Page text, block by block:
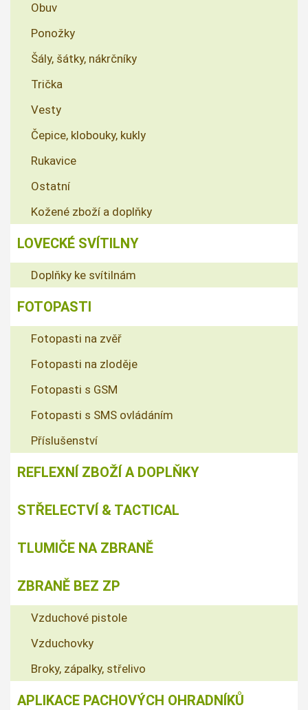
Obuv
Ponožky
Šály, šátky, nákrčníky
Trička
Vesty
Čepice, klobouky, kukly
Rukavice
Ostatní
Kožené zboží a doplňky
LOVECKÉ SVÍTILNY
Doplňky ke svítilnám
FOTOPASTI
Fotopasti na zvěř
Fotopasti na zloděje
Fotopasti s GSM
Fotopasti s SMS ovládáním
Příslušenství
REFLEXNÍ ZBOŽÍ A DOPLŇKY
STŘELECTVÍ & TACTICAL
TLUMIČE NA ZBRANĚ
ZBRANĚ BEZ ZP
Vzduchové pistole
Vzduchovky
Broky, zápalky, střelivo
APLIKACE PACHOVÝCH OHRADNÍKŮ